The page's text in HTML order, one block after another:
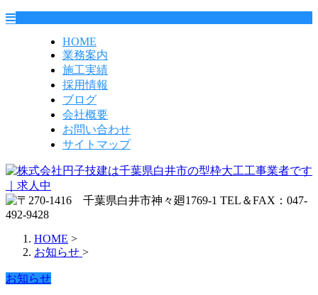
HOME
業務案内
施工実績
採用情報
ブログ
会社概要
お問い合わせ
サイトマップ
HOME >
お知らせ >
お知らせ